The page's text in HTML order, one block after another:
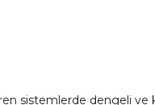
sistemlerde dengeli ve